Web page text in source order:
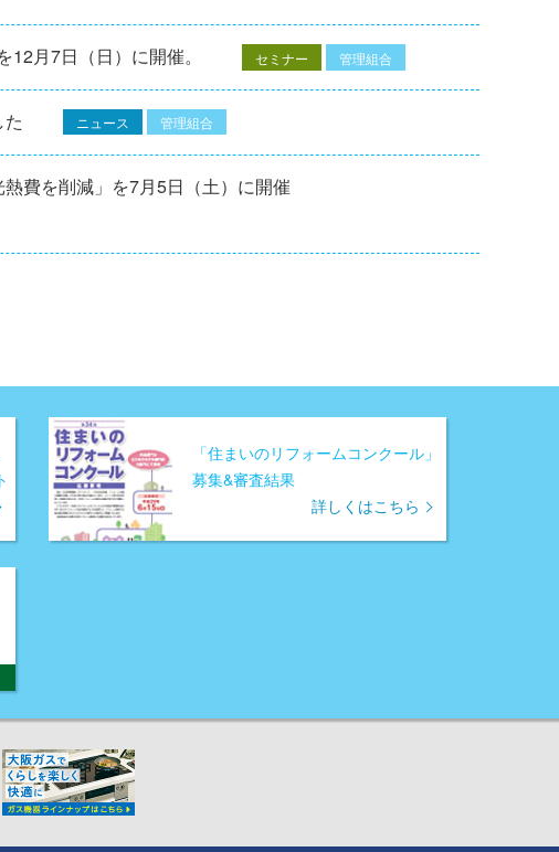
⽉7⽇（⽇）に開催。 セミナー 管理組合
ニュース 管理組合
費を削減」を7月5日（土）に開催
「住まいのリフォームコンクール」
募集&審査結果
詳しくはこちら